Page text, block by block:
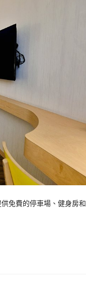
免費的停車場、健身房和